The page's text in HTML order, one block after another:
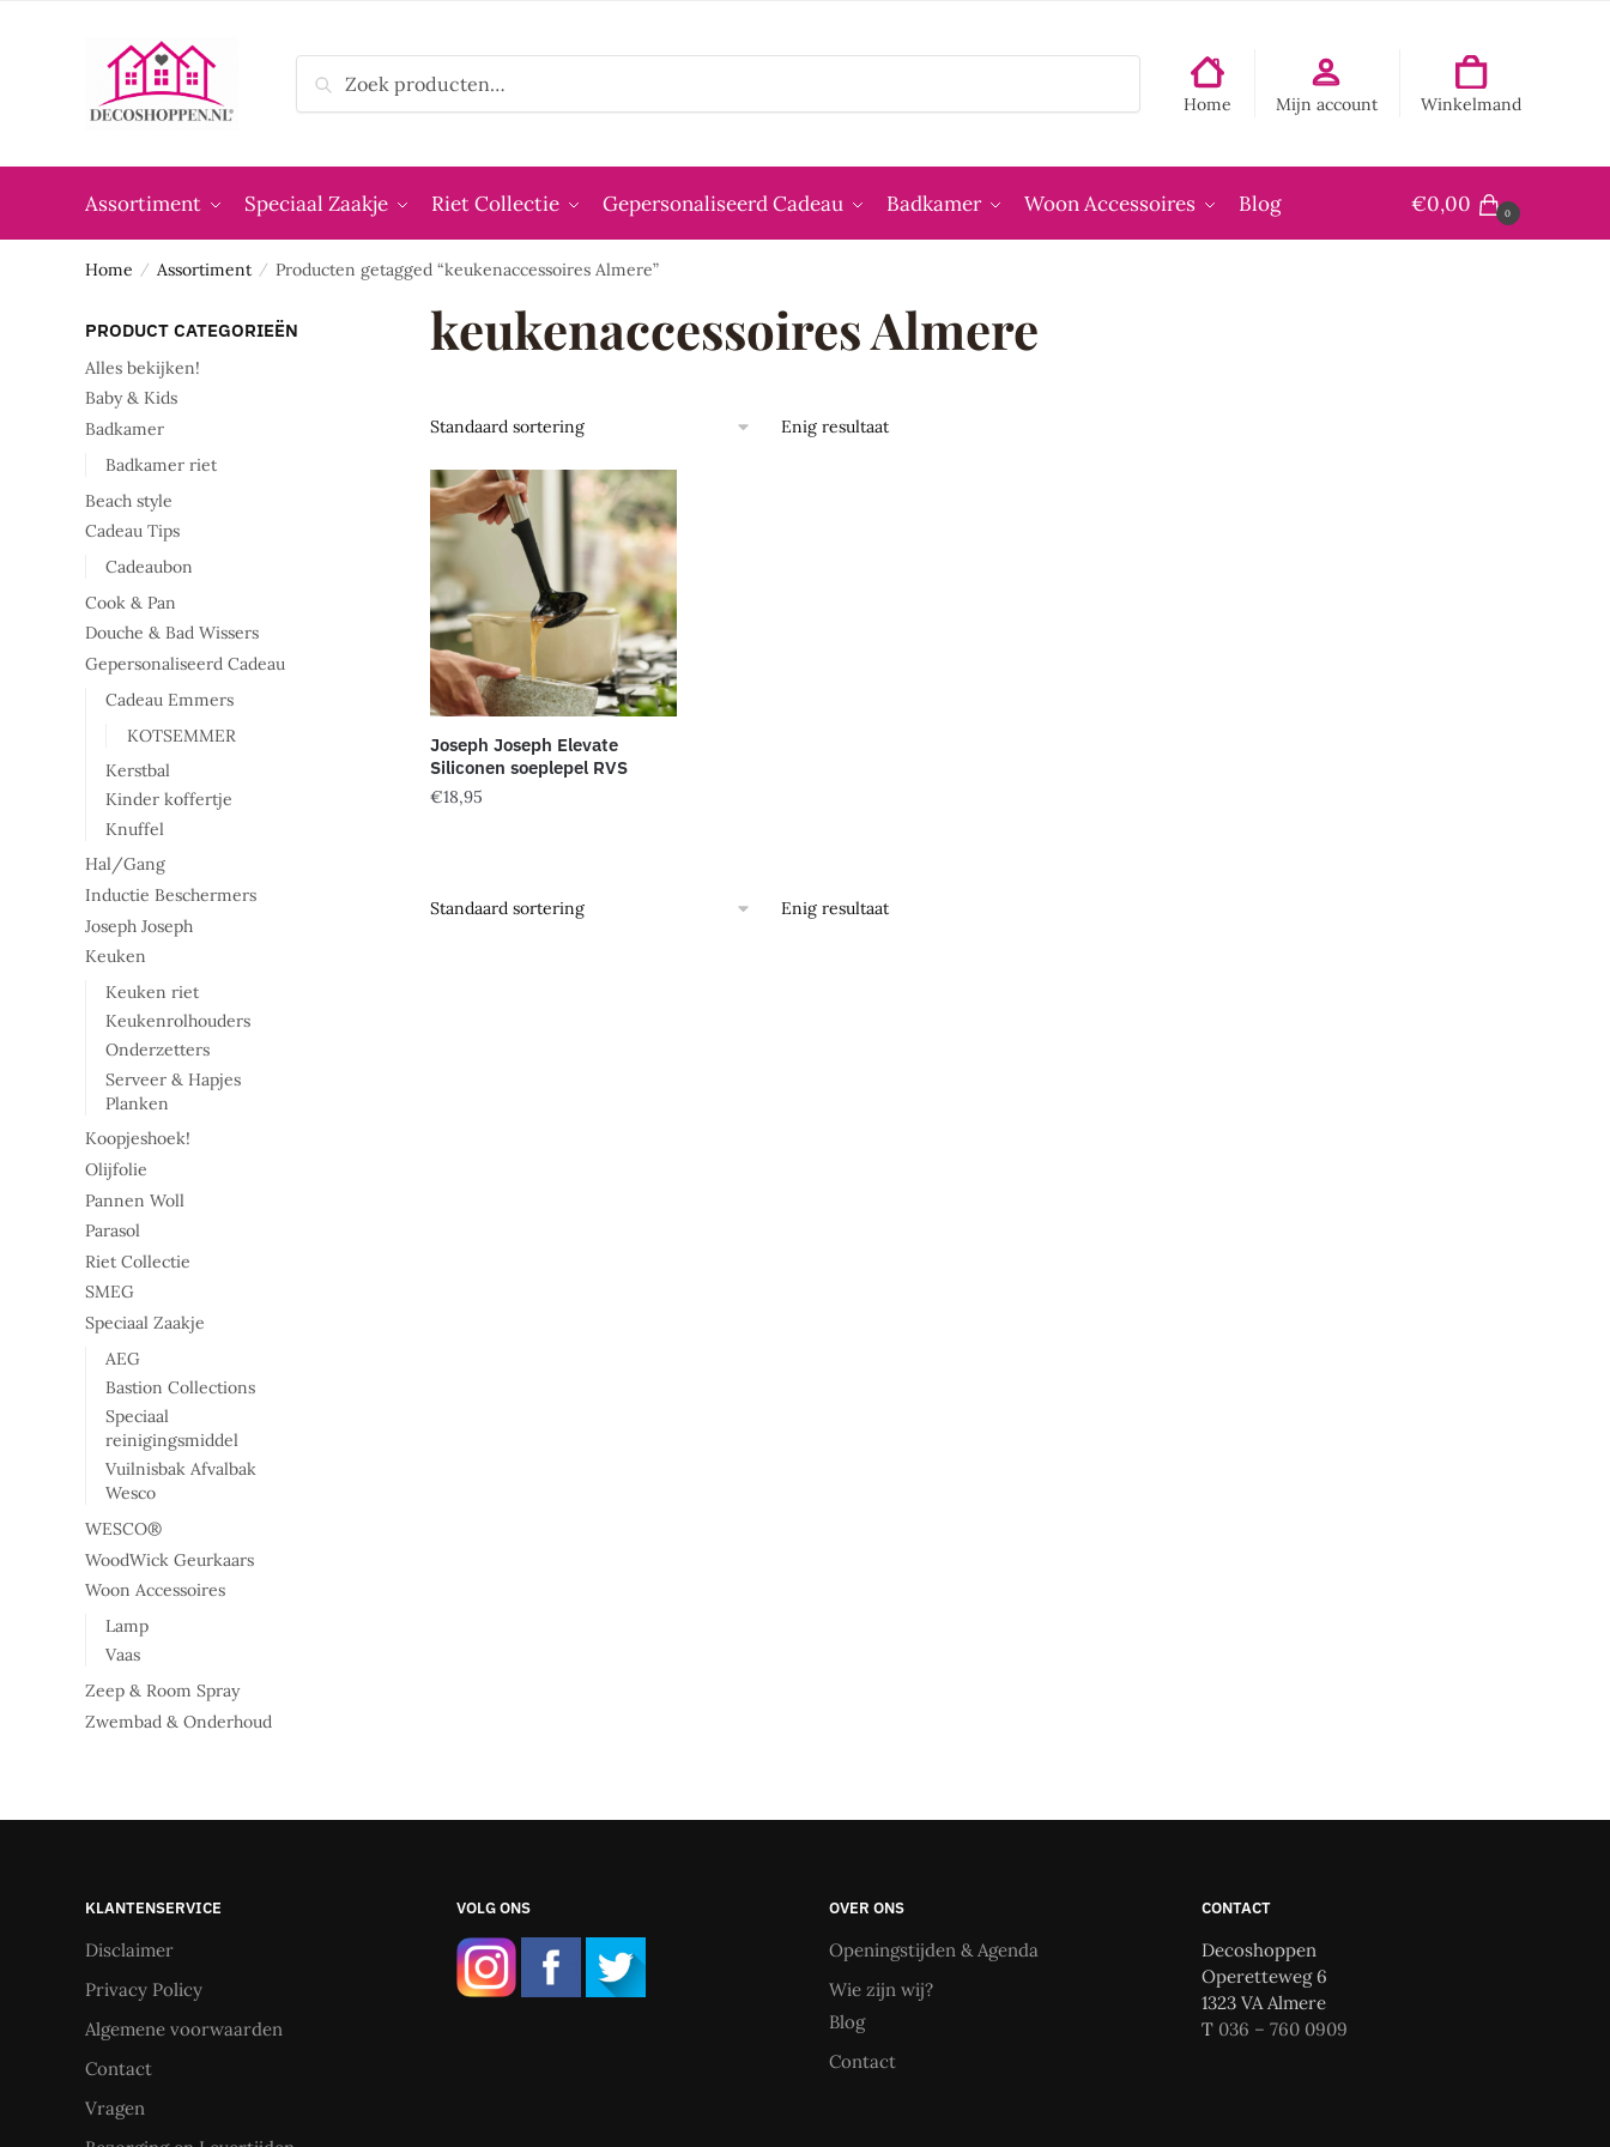
naar:
Zoeken
Home Mijn account Winkelmand
Assortiment Speciaal Zaakje Riet Collectie Gepersonaliseerd Cadeau Badkamer Woon Accessoires Blog €0,00 0
Home / Assortiment / Producten getagged “keukenaccessoires Almere”
keukenaccessoires Almere
Enig resultaat
Joseph Joseph Elevate
Siliconen soeplepel RVS
€18,95
Enig resultaat
PRODUCT CATEGORIEËN
Alles bekijken!
Baby & Kids
Badkamer
Badkamer riet
Beach style
Cadeau Tips
Cadeaubon
Cook & Pan
Douche & Bad Wissers
Gepersonaliseerd Cadeau
Cadeau Emmers
KOTSEMMER
Kerstbal
Kinder koffertje
Knuffel
Hal/Gang
Inductie Beschermers
Joseph Joseph
Keuken
Keuken riet
Keukenrolhouders
Onderzetters
Serveer & Hapjes
Planken
Koopjeshoek!
Olijfolie
Pannen Woll
Parasol
Riet Collectie
SMEG
Speciaal Zaakje
AEG
Bastion Collections
Speciaal
reinigingsmiddel
Vuilnisbak Afvalbak
Wesco
WESCO®
WoodWick Geurkaars
Woon Accessoires
Lamp
Vaas
Zeep & Room Spray
Zwembad & Onderhoud
KLANTENSERVICE
Disclaimer
Privacy Policy
Algemene voorwaarden
Contact
Vragen
VOLG ONS OVER ONS
Openingstijden & Agenda
Wie zijn wij?
Blog
Contact
CONTACT
Decoshoppen
Operetteweg 6
1323 VA Almere
T 036 – 760 0909